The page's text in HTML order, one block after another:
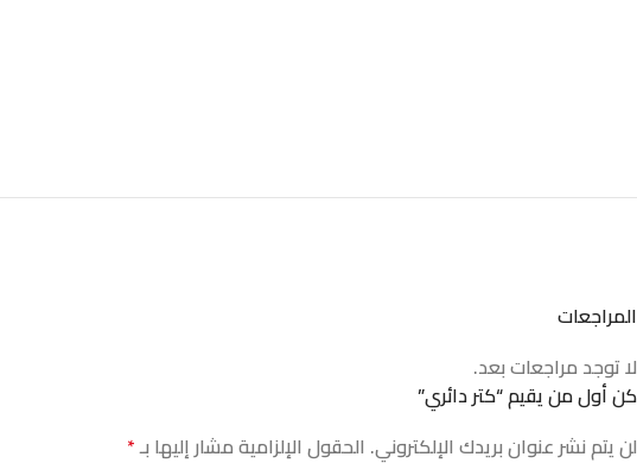
المراجعات
لا توجد مراجعات بعد.
كن أول من يقيم “كتر دائري”
لن يتم نشر عنوان بريدك الإلكتروني. الحقول الإلزامية مشار إليها بـ*